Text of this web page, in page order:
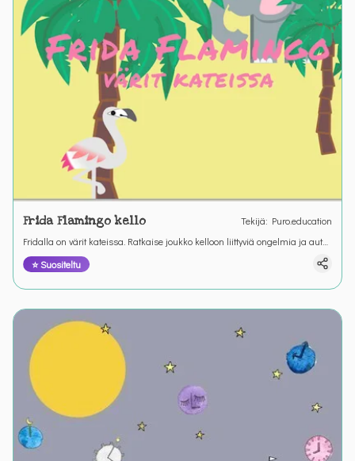
Frida Flamingo kello Tekijä: Puro.education
Fridalla on värit kateissa. Ratkaise joukko kelloon liittyviä ongelmia ja auta
Fridaa löytämään värinsä. &nbsp;
⭐ Suositeltu